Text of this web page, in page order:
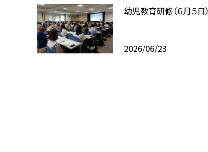
幼児教育研修（６月５日）
2026/06/23